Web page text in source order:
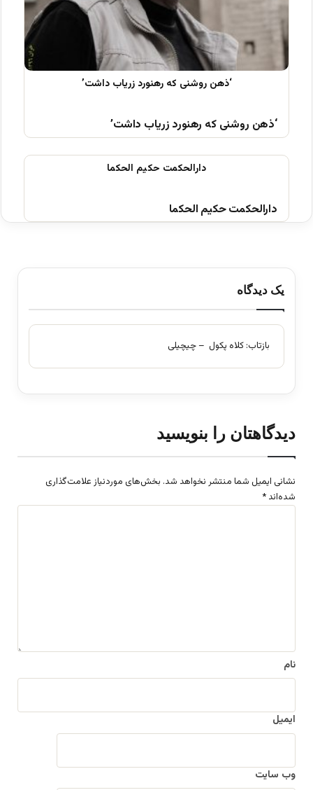
‘ذهن روشنی که رهنورد زریاب داشت’
دارالحکمت حکیم الحکما
یک دیدگاه
بازتاب: کلاه پکول – چیچیلی
دیدگاهتان را بنویسید
نشانی ایمیل شما منتشر نخواهد شد. بخش‌های موردنیاز علامت‌گذاری
شده‌اند *
نام
ایمیل
وب‌ سایت